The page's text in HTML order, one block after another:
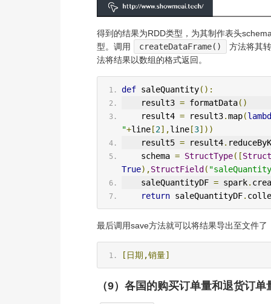
得到的结果为RDD类型，为其制作表头
型。调用
createDataFrame()
方法将其
法将结果以数组的格式返回。
def saleQuantity():
    result3
= formatData()
    result4
= result3.map(
"+line[2],line[3]))
    result5
= result4.
    schema
= StructType([
True),StructField (
    saleQuantityDF
= spark.
return saleQuantityDF.
最后调用save方法就可以将结果导出至文件了
[日期,销量]
（9）各国的购买订单量和退货订单